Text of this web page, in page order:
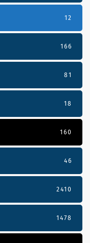
12
166
81
18
160
46
2410
1478